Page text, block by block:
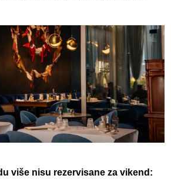
više nisu rezervisane za vikend: